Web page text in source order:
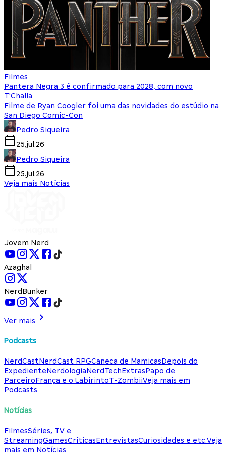
Filmes
Pantera Negra 3 é confirmado para 2028, com novo
T'Challa
Filme de Ryan Coogler foi uma das novidades do estúdio na
San Diego Comic-Con
Pedro Siqueira
25.jul.26
Pedro Siqueira
25.jul.26
Veja mais Notícias
Jovem Nerd
Azaghal
NerdBunker
Ver mais
Podcasts
NerdCastNerdCast RPGCaneca de MamicasDepois do
ExpedienteNerdologiaNerdTechExtrasPapo de
ParceiroFrança e o LabirintoT-ZombiiVeja mais em
Podcasts
Notícias
FilmesSéries, TV e
StreamingGamesCríticasEntrevistasCuriosidades e etc.Veja
mais em Notícias